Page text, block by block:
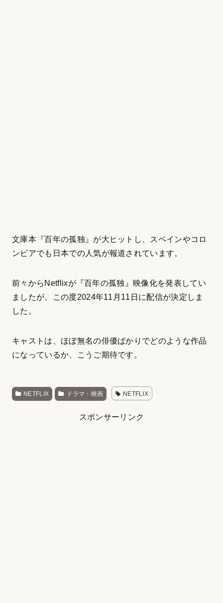
文庫本『百年の孤独』が大ヒットし、スペインやコロ
ンビアでも日本での人気が報道されています。
前々からNetflixが『百年の孤独』映像化を発表してい
ましたが、この度2024年11月11日に配信が決定しま
した。
キャストは、ほぼ無名の俳優ばかりでどのような作品
になっているか、こうご期待です。
NETFLIX ドラマ・映画 NETFLIX
スポンサーリンク